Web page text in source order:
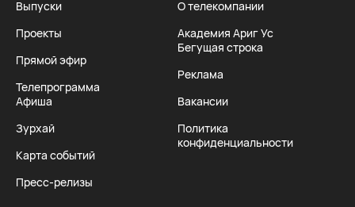
Выпуски
Проекты
Прямой эфир
Телепрограмма
Афиша
Зурхай
Карта событий
Пресс-релизы
О телекомпании
Академия Ариг Ус
Бегущая строка
Реклама
Вакансии
Политика
конфиденциальности